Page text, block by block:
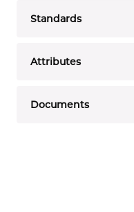
Standards
Attributes
Documents